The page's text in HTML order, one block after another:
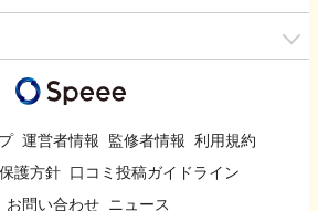
運営者情報 監修者情報 利用規約
護方針 口コミ投稿ガイドライン
お問い合わせ ニュース